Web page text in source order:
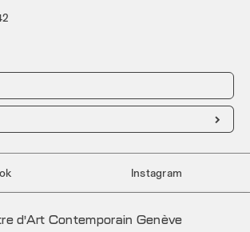

Instagram
d’Art Contemporain Genève